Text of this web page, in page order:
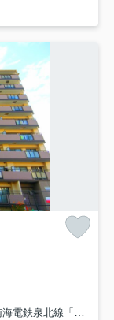
鉄泉北線「光明池」駅 徒歩31分